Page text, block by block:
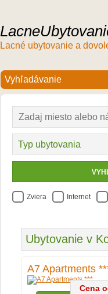
Lacné ubytovanie a
Zviera Internet
Ubytovanie v
A7 Apartments
Cena